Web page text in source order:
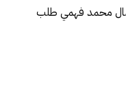
محمد فهمي طلب